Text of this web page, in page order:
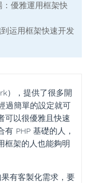
優雅運用框架快
运用框架快速开发
），提供了很多開
過簡單的設定就可
可以很優雅且快速
PHP 基礎的人，
框架的人也能夠明
有客製化需求，要